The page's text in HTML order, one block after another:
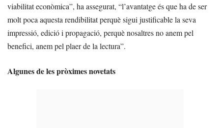
viabilitat econòmica”, ha assegurat, “l’avantatge és que ha de ser
molt poca aquesta rendibilitat perquè sigui justificable la seva
impressió, edició i propagació, perquè nosaltres no anem pel
benefici, anem pel plaer de la lectura”.
Algunes de les pròximes novetats